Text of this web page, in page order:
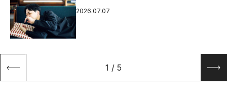
2026.07.07
1 / 5